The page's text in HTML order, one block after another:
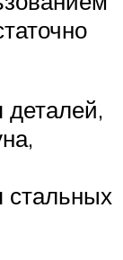
стальных